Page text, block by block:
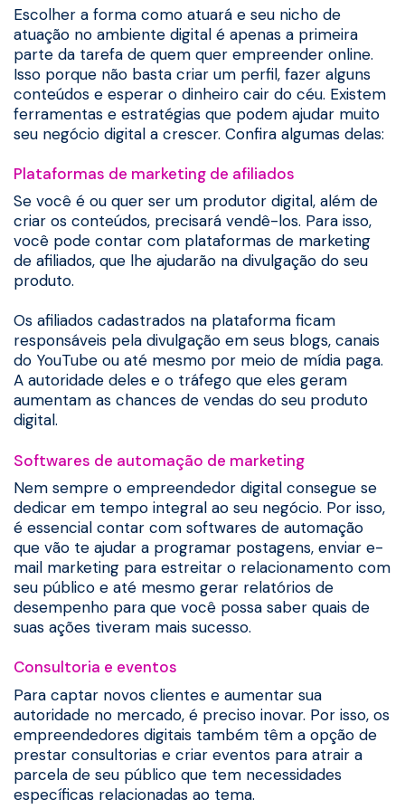
Escolher a forma como atuará e seu nicho de
atuação no ambiente digital é apenas a primeira
parte da tarefa de quem quer empreender online.
Isso porque não basta criar um perfil, fazer alguns
conteúdos e esperar o dinheiro cair do céu. Existem
ferramentas e estratégias que podem ajudar muito
seu negócio digital a crescer. Confira algumas delas:
Plataformas de marketing de afiliados
Se você é ou quer ser um produtor digital, além de
criar os conteúdos, precisará vendê-los. Para isso,
você pode contar com plataformas de marketing
de afiliados, que lhe ajudarão na divulgação do seu
produto.
Os afiliados cadastrados na plataforma ficam
responsáveis pela divulgação em seus blogs, canais
do YouTube ou até mesmo por meio de mídia paga.
A autoridade deles e o tráfego que eles geram
aumentam as chances de vendas do seu produto
digital.
Softwares de automação de marketing
Nem sempre o empreendedor digital consegue se
dedicar em tempo integral ao seu negócio. Por isso,
é essencial contar com softwares de automação
que vão te ajudar a programar postagens, enviar e-
mail marketing para estreitar o relacionamento com
seu público e até mesmo gerar relatórios de
desempenho para que você possa saber quais de
suas ações tiveram mais sucesso.
Consultoria e eventos
Para captar novos clientes e aumentar sua
autoridade no mercado, é preciso inovar. Por isso, os
empreendedores digitais também têm a opção de
prestar consultorias e criar eventos para atrair a
parcela de seu público que tem necessidades
específicas relacionadas ao tema.